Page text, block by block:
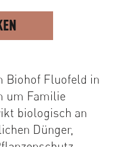
Biohof Fluofeld in
um Familie
biologisch an
Dünger,